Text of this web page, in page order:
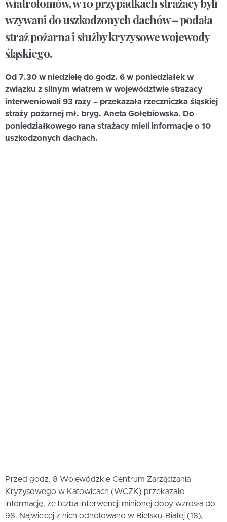
wiatrołomów, w 10 przypadkach strażacy byli
wzywani do uszkodzonych dachów – podała
straż pożarna i służby kryzysowe wojewody
śląskiego.
Od 7.30 w niedzielę do godz. 6 w poniedziałek w
związku z silnym wiatrem w województwie strażacy
interweniowali 93 razy – przekazała rzeczniczka śląskiej
straży pożarnej mł. bryg. Aneta Gołębiowska. Do
poniedziałkowego rana strażacy mieli informacje o 10
uszkodzonych dachach.
Przed godz. 8 Wojewódzkie Centrum Zarządzania
Kryzysowego w Katowicach (WCZK) przekazało
informację, że liczba interwencji minionej doby wzrosła do
98. Najwięcej z nich odnotowano w Bielsku-Białej (18),